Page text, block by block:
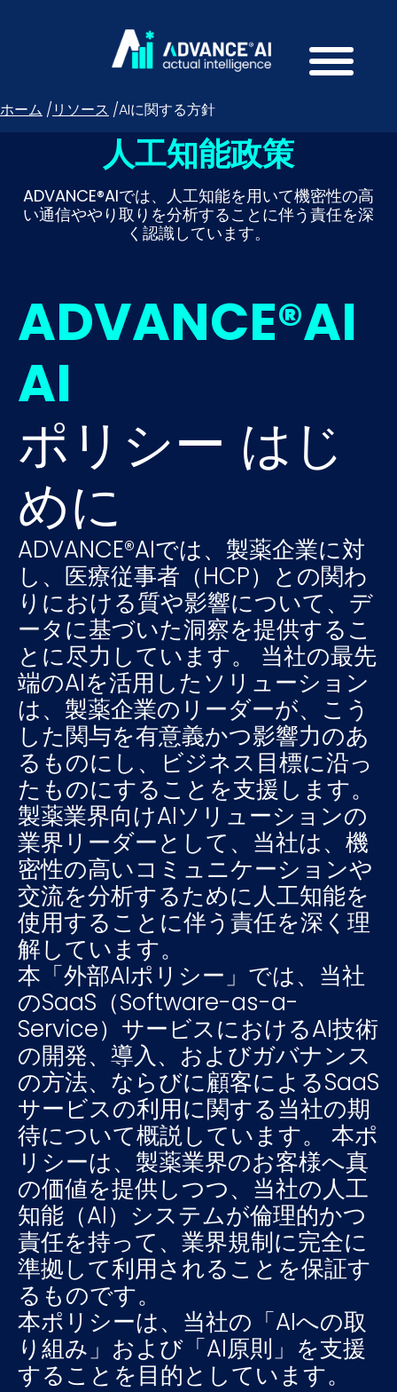
ホーム /リソース /AIに関する方針
人工知能政策
ADVANCE®AIでは、人工知能を用いて機密性の高
い通信ややり取りを分析することに伴う責任を深
く認識しています。
ADVANCE®AI
AI
ポリシー はじ
めに
ADVANCE®AIでは、製薬企業に対
し、医療従事者（HCP）との関わ
りにおける質や影響について、デ
ータに基づいた洞察を提供するこ
とに尽力しています。 当社の最先
端のAIを活用したソリューション
は、製薬企業のリーダーが、こう
した関与を有意義かつ影響力のあ
るものにし、ビジネス目標に沿っ
たものにすることを支援します。
製薬業界向けAIソリューションの
業界リーダーとして、当社は、機
密性の高いコミュニケーションや
交流を分析するために人工知能を
使用することに伴う責任を深く理
解しています。
本「外部AIポリシー」では、当社
のSaaS（Software-as-a-
Service）サービスにおけるAI技術
の開発、導入、およびガバナンス
の方法、ならびに顧客によるSaaS
サービスの利用に関する当社の期
待について概説しています。 本ポ
リシーは、製薬業界のお客様へ真
の価値を提供しつつ、当社の人工
知能（AI）システムが倫理的かつ
責任を持って、業界規制に完全に
準拠して利用されることを保証す
るものです。
本ポリシーは、当社の「AIへの取
り組み」および「AI原則」を支援
することを目的としています。